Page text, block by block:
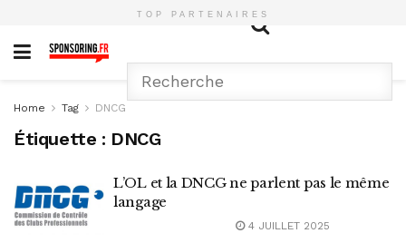
TOP PARTENAIRES
Home Tag DNCG
Étiquette : DNCG
L’OL et la DNCG ne parlent pas le même
langage
4 JUILLET 2025